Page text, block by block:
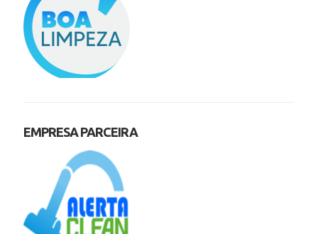
EMPRESA PARCEIRA